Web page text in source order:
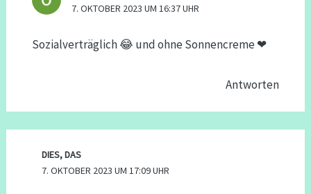
7. OKTOBER 2023 UM 16:37 UHR
Sozialverträglich 😂 und ohne Sonnencreme ❤
Antworten
DIES, DAS
7. OKTOBER 2023 UM 17:09 UHR